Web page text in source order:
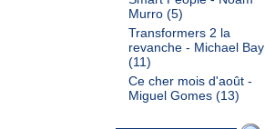
Murro(5)
Transformers 2 la
revanche - Michael Bay
(11)
Ce cher mois d'août -
Miguel Gomes(13)